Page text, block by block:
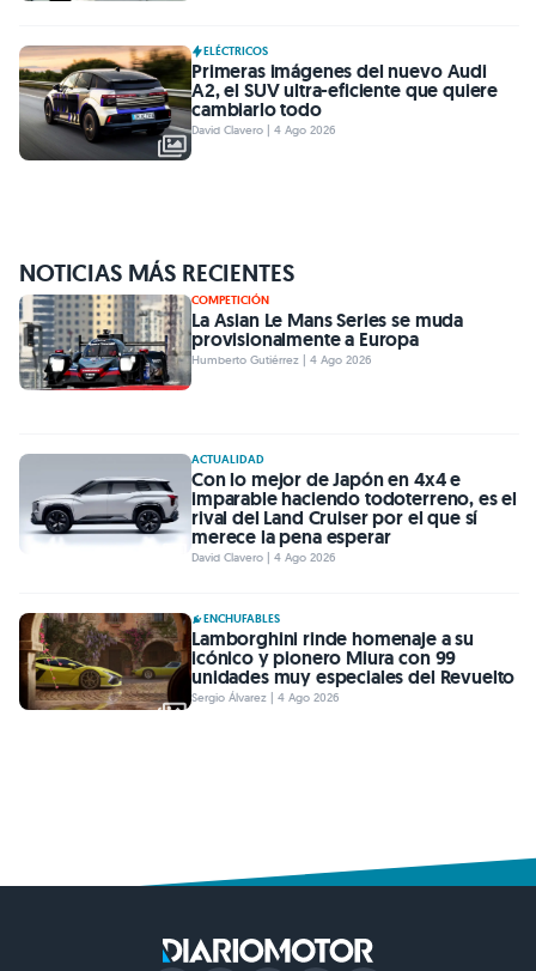
ELÉCTRICOS
Primeras imágenes del nuevo Audi
A2, el SUV ultra-eficiente que quiere
cambiarlo todo
David Clavero | 4 Ago 2026
NOTICIAS MÁS RECIENTES
COMPETICIÓN
La Asian Le Mans Series se muda
provisionalmente a Europa
Humberto Gutiérrez | 4 Ago 2026
ACTUALIDAD
Con lo mejor de Japón en 4x4 e
imparable haciendo todoterreno, es el
rival del Land Cruiser por el que sí
merece la pena esperar
David Clavero | 4 Ago 2026
ENCHUFABLES
Lamborghini rinde homenaje a su
icónico y pionero Miura con 99
unidades muy especiales del Revuelto
Sergio Álvarez | 4 Ago 2026